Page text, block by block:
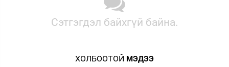
Сэтгэгдэл байхгүй байна.
ХОЛБООТОЙ МЭДЭЭ